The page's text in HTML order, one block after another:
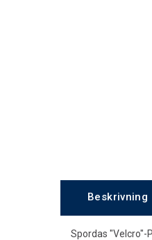
Beskrivning
Spordas "Velcro"-